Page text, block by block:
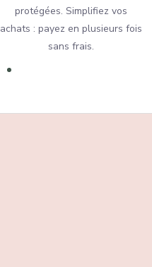
protégées. Simplifiez vos
achats : payez en plusieurs fois
sans frais.